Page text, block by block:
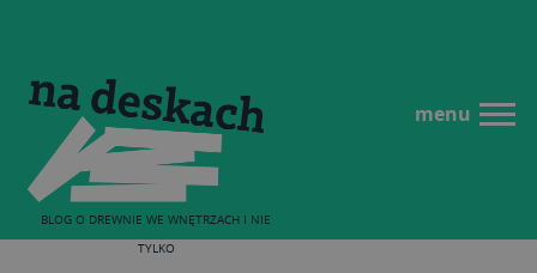
BLOG O DREWNIE WE WNĘTRZACH I NIE
TYLKO
menu